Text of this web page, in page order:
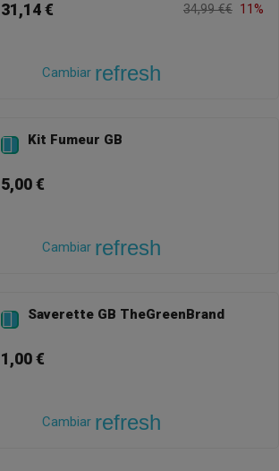
31,14 € 34,99 €€ 11%
Cambiar refresh
 Kit Fumeur GB
5,00 €
Cambiar refresh
 Saverette GB TheGreenBrand
1,00 €
Cambiar refresh